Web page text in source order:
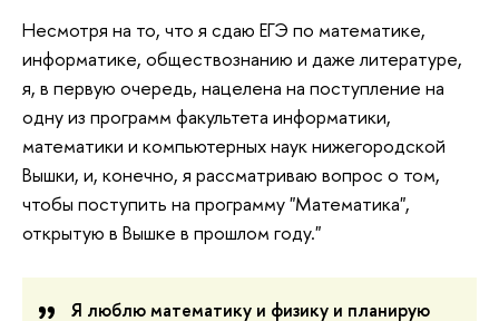
Несмотря на то, что я сдаю ЕГЭ по математике,
информатике, обществознанию и даже литературе,
я, в первую очередь, нацелена на поступление на
одну из программ факультета информатики,
математики и компьютерных наук нижегородской
Вышки, и, конечно, я рассматриваю вопрос о том,
чтобы поступить на программу "Математика",
открытую в Вышке в прошлом году."
Я люблю математику и физику и планирую